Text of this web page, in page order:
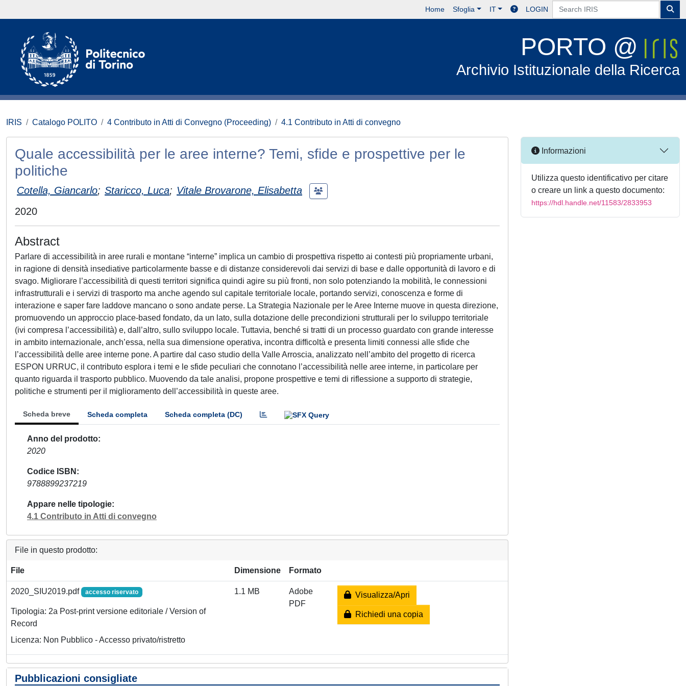
Home Sfoglia IT LOGIN
PORTO @
Archivio Istituzionale della Ricerca
IRIS Catalogo POLITO 4 Contributo in Atti di Convegno (Proceeding) 4.1 Contributo in Atti di convegno
Quale accessibilità per le aree interne? Temi, sfide e prospettive per le
politiche
Cotella, Giancarlo; Staricco, Luca; Vitale Brovarone, Elisabetta
2020
Abstract
Parlare di accessibilità in aree rurali e montane “interne” implica un cambio di prospettiva rispetto ai contesti più propriamente urbani,
in ragione di densità insediative particolarmente basse e di distanze considerevoli dai servizi di base e dalle opportunità di lavoro e di
svago. Migliorare l’accessibilità di questi territori significa quindi agire su più fronti, non solo potenziando la mobilità, le connessioni
infrastrutturali e i servizi di trasporto ma anche agendo sul capitale territoriale locale, portando servizi, conoscenza e forme di
interazione e saper fare laddove mancano o sono andate perse. La Strategia Nazionale per le Aree Interne muove in questa direzione,
promuovendo un approccio place-based fondato, da un lato, sulla dotazione delle precondizioni strutturali per lo sviluppo territoriale
(ivi compresa l’accessibilità) e, dall’altro, sullo sviluppo locale. Tuttavia, benché si tratti di un processo guardato con grande interesse
in ambito internazionale, anch’essa, nella sua dimensione operativa, incontra difficoltà e presenta limiti connessi alle sfide che
l’accessibilità delle aree interne pone. A partire dal caso studio della Valle Arroscia, analizzato nell’ambito del progetto di ricerca
ESPON URRUC, il contributo esplora i temi e le sfide peculiari che connotano l’accessibilità nelle aree interne, in particolare per
quanto riguarda il trasporto pubblico. Muovendo da tale analisi, propone prospettive e temi di riflessione a supporto di strategie,
politiche e strumenti per il miglioramento dell’accessibilità in queste aree.
Scheda breve Scheda completa Scheda completa (DC)
Anno del prodotto
2020
Codice ISBN
9788899237219
Appare nelle tipologie
4.1 Contributo in Atti di convegno
File in questo prodotto:
File Dimensione Formato
2020_SIU2019.pdf accesso riservato
Tipologia: 2a Post-print versione editoriale / Version of
Record
Licenza: Non Pubblico - Accesso privato/ristretto
1.1 MB
Adobe
PDF
Visualizza/Apri
Richiedi una copia
Pubblicazioni consigliate
Informazioni
Utilizza questo identificativo per citare
o creare un link a questo documento:
https://hdl.handle.net/11583/2833953